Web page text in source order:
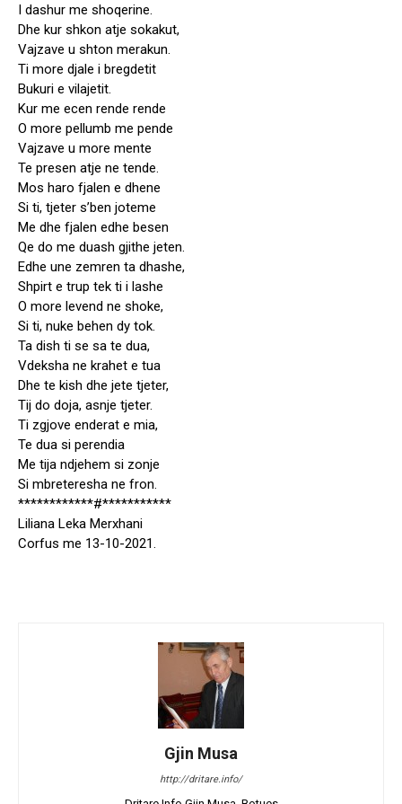
I dashur me shoqerine.
Dhe kur shkon atje sokakut,
Vajzave u shton merakun.
Ti more djale i bregdetit
Bukuri e vilajetit.
Kur me ecen rende rende
O more pellumb me pende
Vajzave u more mente
Te presen atje ne tende.
Mos haro fjalen e dhene
Si ti, tjeter s’ben joteme
Me dhe fjalen edhe besen
Qe do me duash gjithe jeten.
Edhe une zemren ta dhashe,
Shpirt e trup tek ti i lashe
O more levend ne shoke,
Si ti, nuke behen dy tok.
Ta dish ti se sa te dua,
Vdeksha ne krahet e tua
Dhe te kish dhe jete tjeter,
Tij do doja, asnje tjeter.
Ti zgjove enderat e mia,
Te dua si perendia
Me tija ndjehem si zonje
Si mbreteresha ne fron.
************#***********
Liliana Leka Merxhani
Corfus me 13-10-2021.
Gjin Musa
http://dritare.info/